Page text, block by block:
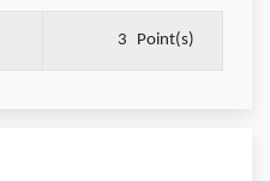
3 Point(s)